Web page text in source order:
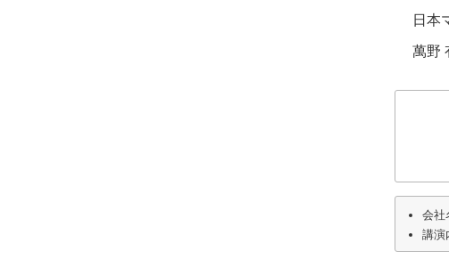
日本
萬野
会社
講演